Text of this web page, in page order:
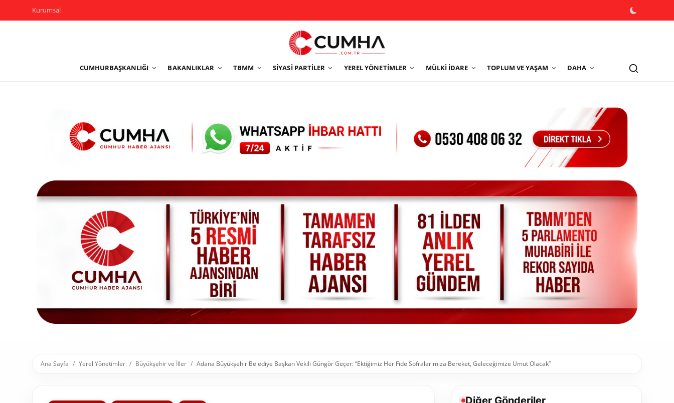
Kurumsal
CUMHURBAŞKANLIĞI BAKANLIKLAR TBMM SIYASI PARTILER YEREL YÖNETIMLER MÜLKI İDARE TOPLUM VE YAŞAM DAHA
Yerel Yönetimler
Sivil Toplum Kuruluşları
Kamu Kurumları ve Üst Kurullar
Resmi Reklamlar
Ana Sayfa Yerel Yönetimler Büyükşehir ve İller Adana Büyükşehir Belediye Başkan Vekili Güngör Geçer: “Ektiğimiz Her Fide Sofralarımıza Bereket, Geleceğimize Umut Olacak”